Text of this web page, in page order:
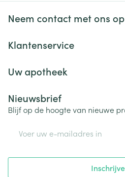
Verpakking
Neem contact met ons op
Klantenservice
Uw apotheek
Nieuwsbrief
Blijf op de hoogte van nieuwe